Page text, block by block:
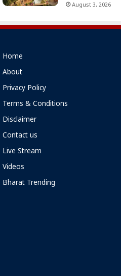
August 3, 2026
Home
About
Privacy Policy
Terms & Conditions
Disclaimer
Contact us
Live Stream
Videos
Bharat Trending